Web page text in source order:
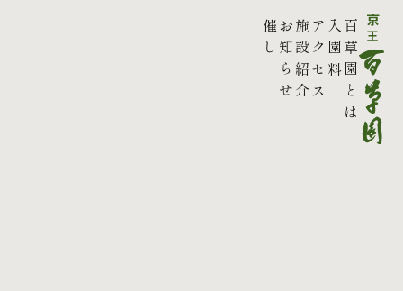
百草園とは
入園料
アクセス
施設紹介
お知らせ
催し